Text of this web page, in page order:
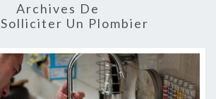
Archives De
Solliciter Un Plombier